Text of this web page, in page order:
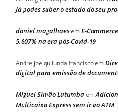
Já podes saber o estado do seu
daniel magalhaesemE-
5.807% na era pós-Covid-19
Andre joe quilunda franciscoem
digital para emissão de
Miguel Simão Lutumbaem
Multicaixa Express sem ir ao ATM